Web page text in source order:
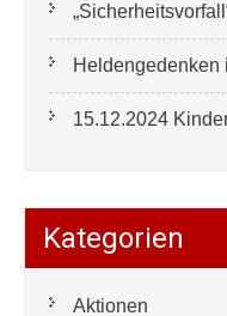
Heldengedenken
15.12.2024
Kategorien
Aktionen